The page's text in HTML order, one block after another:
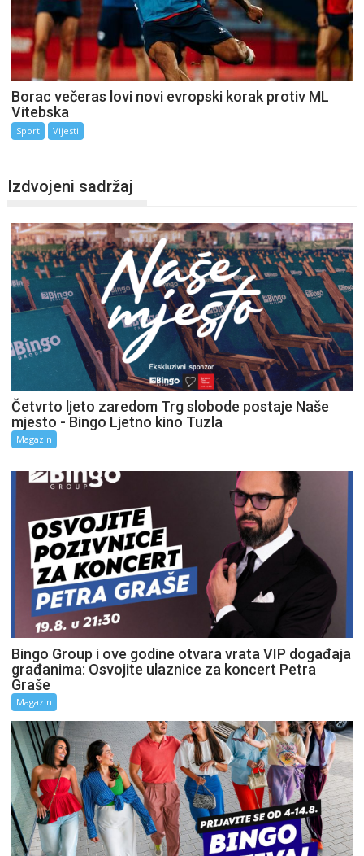
Borac večeras lovi novi evropski korak protiv ML
Vitebska
Sport Vijesti
Izdvojeni sadržaj
Četvrto ljeto zaredom Trg slobode postaje Naše
mjesto - Bingo Ljetno kino Tuzla
Magazin
Bingo Group i ove godine otvara vrata VIP događaja
građanima: Osvojite ulaznice za koncert Petra
Graše
Magazin